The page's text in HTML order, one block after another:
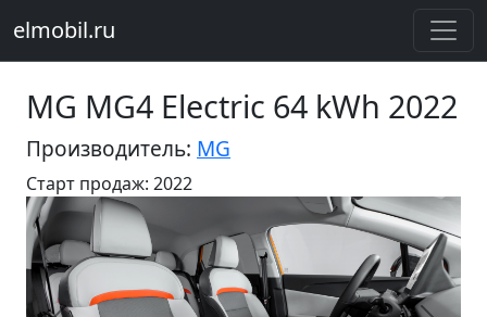
elmobil.ru
MG MG4 Electric 64 kWh 2022
Производитель: MG
Старт продаж: 2022